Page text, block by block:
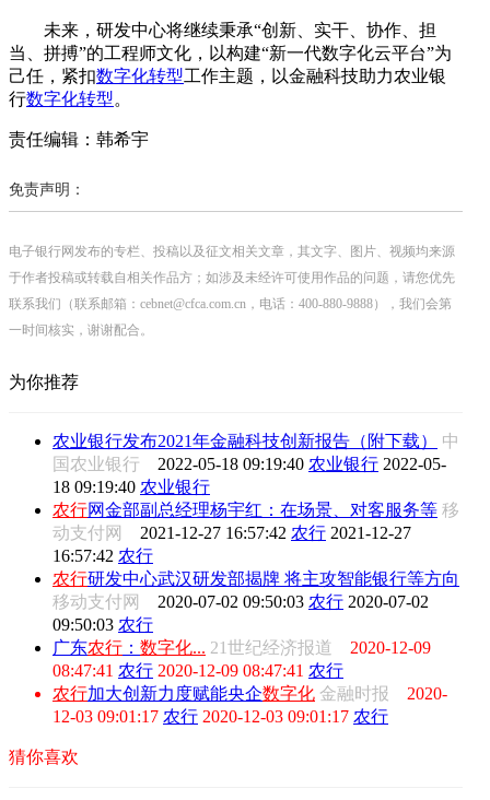
未来，研发中心将继续秉承“创新、实干、协作、担
当、拼搏”的工程师文化，以构建“新一代数字化云平台”为
己任，紧扣数字化转型工作主题，以金融科技助力农业银
行数字化转型。
责任编辑：韩希宇
免责声明：
电子银行网发布的专栏、投稿以及征文相关文章，其文字、图片、视频均来源
于作者投稿或转载自相关作品方；如涉及未经许可使用作品的问题，请您优先
联系我们（联系邮箱：cebnet@cfca.com.cn，电话：400-880-9888），我们会第
一时间核实，谢谢配合。
为你推荐
农业银行发布2021年金融科技创新报告（附下载）
中
国农业银行 2022-05-18 09:19:40 农业银行 2022-05-
18 09:19:40 农业银行
农行网金部副总经理杨宇红：在场景、对客服务等 移
动支付网 2021-12-27 16:57:42 农行 2021-12-27
16:57:42 农行
农行研发中心武汉研发部揭牌 将主攻智能银行等方向
移动支付网 2020-07-02 09:50:03 农行 2020-07-02
09:50:03 农行
广东农行 ： 数字化... 21世纪经济报道 2020-12-09
08:47:41 农行 2020-12-09 08:47:41 农行
农行加大创新力度赋能央企数字化 金融时报 2020-
12-03 09:01:17 农行 2020-12-03 09:01:17 农行
猜你喜欢